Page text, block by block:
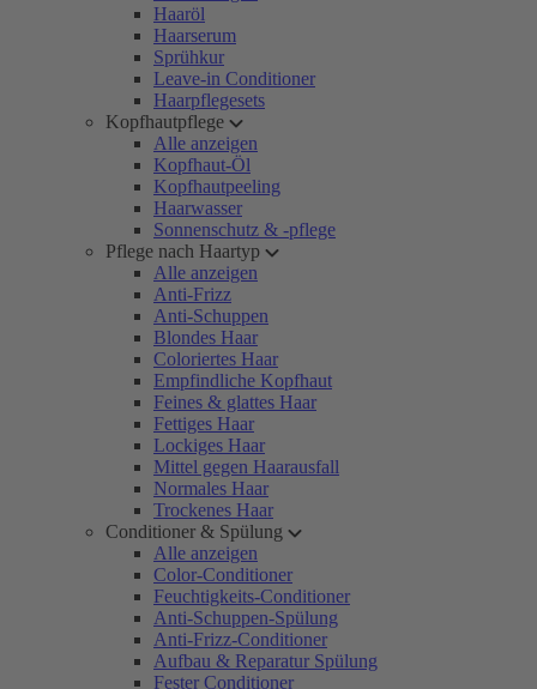
Haaröl
Haarserum
Sprühkur
Leave-in Conditioner
Haarpflegesets
Kopfhautpflege
Alle anzeigen
Kopfhaut-Öl
Kopfhautpeeling
Haarwasser
Sonnenschutz & -pflege
Pflege nach Haartyp
Alle anzeigen
Anti-Frizz
Anti-Schuppen
Blondes Haar
Coloriertes Haar
Empfindliche Kopfhaut
Feines & glattes Haar
Fettiges Haar
Lockiges Haar
Mittel gegen Haarausfall
Normales Haar
Trockenes Haar
Conditioner & Spülung
Alle anzeigen
Color-Conditioner
Feuchtigkeits-Conditioner
Anti-Schuppen-Spülung
Anti-Frizz-Conditioner
Aufbau & Reparatur Spülung
Fester Conditioner